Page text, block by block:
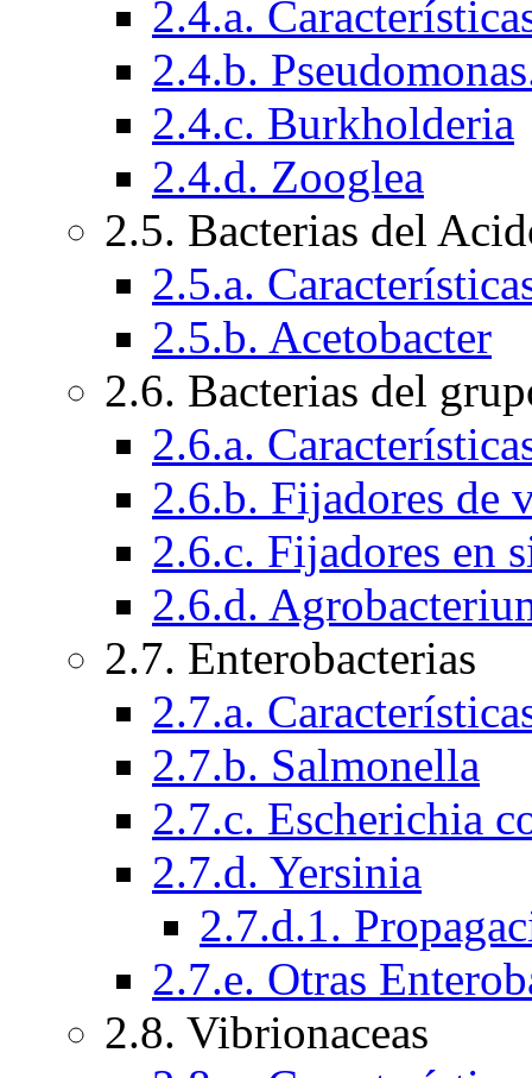
2.4.a.
2.4.b.
2.4.c. Burkholderia
2.4.d. Zooglea
2.5. Bacterias del
2.5.a.
2.5.b. Acetobacter
2.6. Bacterias del
2.6.a.
2.6.b. Fijadores de
2.6.c. Fijadores en
2.6.d.
2.7. Enterobacterias
2.7.a.
2.7.b. Salmonella
2.7.c. Escherichia
2.7.d. Yersinia
2.7.d.1.
2.7.e. Otras
2.8. Vibrionaceas